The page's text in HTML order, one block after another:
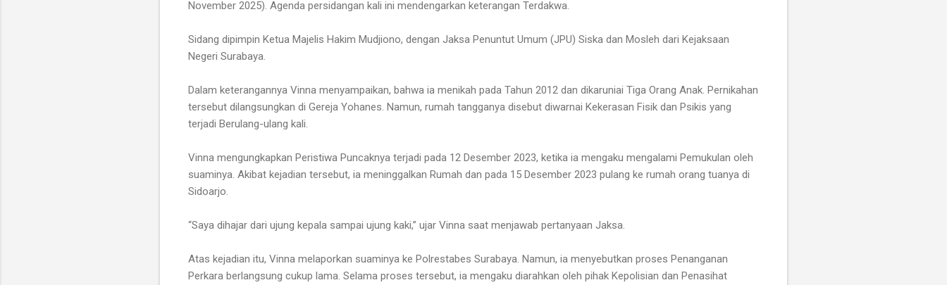
November 2025). Agenda persidangan kali ini mendengarkan keterangan Terdakwa.
Sidang dipimpin Ketua Majelis Hakim Mudjiono, dengan Jaksa Penuntut Umum (JPU) Siska dan Mosleh dari Kejaksaan
Negeri Surabaya.
Dalam keterangannya Vinna menyampaikan, bahwa ia menikah pada Tahun 2012 dan dikaruniai Tiga Orang Anak. Pernikahan
tersebut dilangsungkan di Gereja Yohanes. Namun, rumah tangganya disebut diwarnai Kekerasan Fisik dan Psikis yang
terjadi Berulang-ulang kali.
Vinna mengungkapkan Peristiwa Puncaknya terjadi pada 12 Desember 2023, ketika ia mengaku mengalami Pemukulan oleh
suaminya. Akibat kejadian tersebut, ia meninggalkan Rumah dan pada 15 Desember 2023 pulang ke rumah orang tuanya di
Sidoarjo.
“Saya dihajar dari ujung kepala sampai ujung kaki,” ujar Vinna saat menjawab pertanyaan Jaksa.
Atas kejadian itu, Vinna melaporkan suaminya ke Polrestabes Surabaya. Namun, ia menyebutkan proses Penanganan
Perkara berlangsung cukup lama. Selama proses tersebut, ia mengaku diarahkan oleh pihak Kepolisian dan Penasihat